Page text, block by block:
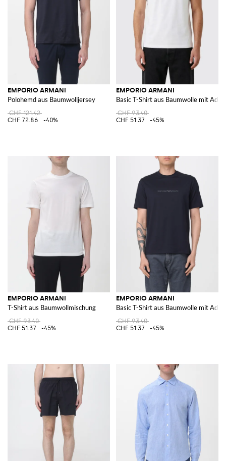
EMPORIO ARMANI
Polohemd aus Baumwolljersey
CHF 121.42
CHF 72.86
-40%
EMPORIO ARMANI
Basic T-Shirt aus Baumwolle mit Adler
CHF 93.40
CHF 51.37
-45%
EMPORIO ARMANI
T-Shirt aus Baumwollmischung
CHF 93.40
CHF 51.37
-45%
EMPORIO ARMANI
Basic T-Shirt aus Baumwolle mit Adler
CHF 93.40
CHF 51.37
-45%